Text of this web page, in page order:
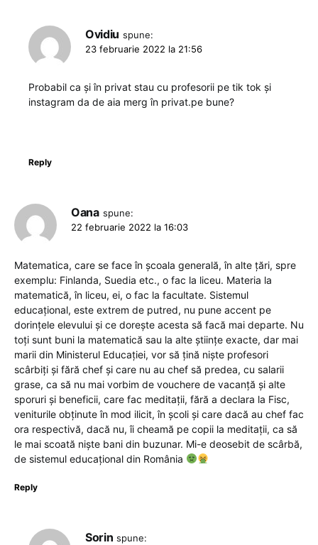
Ovidiu spune:
23 februarie 2022 la 21:56
Probabil ca și în privat stau cu profesorii pe tik tok și
instagram da de aia merg în privat.pe bune?
Reply
Oana spune:
22 februarie 2022 la 16:03
Matematica, care se face în școala generală, în alte țări, spre
exemplu: Finlanda, Suedia etc., o fac la liceu. Materia la
matematică, în liceu, ei, o fac la facultate. Sistemul
educațional, este extrem de putred, nu pune accent pe
dorințele elevului și ce dorește acesta să facă mai departe. Nu
toți sunt buni la matematică sau la alte științe exacte, dar mai
marii din Ministerul Educației, vor să țină niște profesori
scârbiți și fără chef și care nu au chef să predea, cu salarii
grase, ca să nu mai vorbim de vouchere de vacanță și alte
sporuri și beneficii, care fac meditații, fără a declara la Fisc,
veniturile obținute în mod ilicit, în școli și care dacă au chef fac
ora respectivă, dacă nu, îi cheamă pe copii la meditații, ca să
le mai scoată niște bani din buzunar. Mi-e deosebit de scârbă,
de sistemul educațional din România
Reply
Sorin spune: